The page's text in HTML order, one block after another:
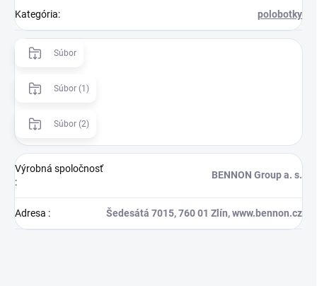
Kategória: polobotky
Súbor
Súbor (1)
Súbor (2)
Výrobná spoločnosť
:
BENNON Group a. s.
Adresa : Šedesátá 7015, 760 01 Zlín, www.bennon.cz